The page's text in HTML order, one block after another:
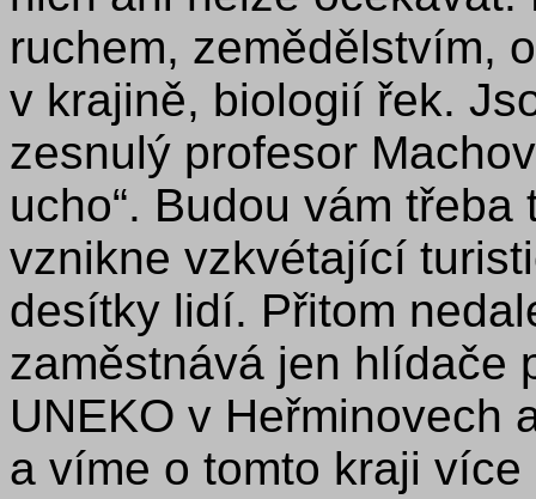
ruchem, zemědělstvím,
v krajině, biologií řek.
zesnulý profesor
ucho“. Budou vám
vznikne vzkvétající
desítky lidí. Přitom
zaměstnává jen hlídače
UNEKO v Heřminovech
a víme o tomto kraji